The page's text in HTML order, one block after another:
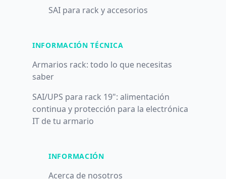
SAI para rack y accesorios
INFORMACIÓN TÉCNICA
Armarios rack: todo lo que necesitas
saber
SAI/UPS para rack 19": alimentación
continua y protección para la electrónica
IT de tu armario
INFORMACIÓN
Acerca de nosotros